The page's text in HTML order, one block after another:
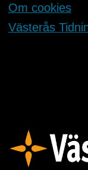
Om cookies
Västerås